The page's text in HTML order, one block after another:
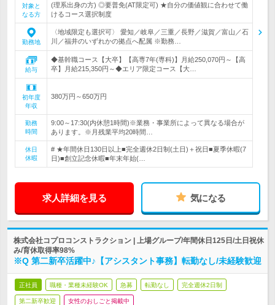
対象と
なる方
(理系出身の方) ◎要普免(AT限定可) ★自分の価値観に合わせて働
けるコース選択制度
勤務地
〈地域限定も選択可〉 愛知／岐阜／三重／長野／滋賀／富山／石
川／福井のいずれかの拠点へ配属 ※勤務…
給与
◆基幹職コース【大卒】【高専7年(専科)】月給250,070円～【高
卒】月給215,350円～◆エリア限定コース【大…
初年度
年収
380万円～650万円
勤務
時間
9:00～17:30(内休憩1時間)※業務・事業所によって異なる場合が
あります。※月残業平均20時間…
休日
休暇
# ★年間休日130日以上■完全週休2日制(土日)＋祝日■夏季休暇(7
日)■創立記念休暇■年末年始(…
求人詳細を見る 気になる
株式会社コプロコンストラクション | 上場グループ/年間休日125日/土日祝休
み/育休取得率98%
※Q 第二新卒活躍中♪【アシスタント事務】転勤なし/未経験歓迎
正社員 職種・業種未経験OK 急募 転勤なし 完全週休2日制
第二新卒歓迎 女性のおしごと掲載中